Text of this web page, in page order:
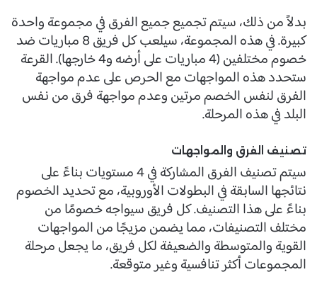
بدلاً من ذلك، سيتم تجميع جميع الفرق في مجموعة واحدة
كبيرة. في هذه المجموعة، سيلعب كل فريق 8 مباريات ضد
خصوم مختلفين (4 مباريات على أرضه و4 خارجها). القرعة
ستحدد هذه المواجهات مع الحرص على عدم مواجهة
الفرق لنفس الخصم مرتين وعدم مواجهة فرق من نفس
البلد في هذه المرحلة.
تصنيف الفرق والمواجهات
سيتم تصنيف الفرق المشاركة في 4 مستويات بناءً على
نتائجها السابقة في البطولات الأوروبية، مع تحديد الخصوم
بناءً على هذا التصنيف. كل فريق سيواجه خصومًا من
مختلف التصنيفات، مما يضمن مزيجًا من المواجهات
القوية والمتوسطة والضعيفة لكل فريق، ما يجعل مرحلة
المجموعات أكثر تنافسية وغير متوقعة.